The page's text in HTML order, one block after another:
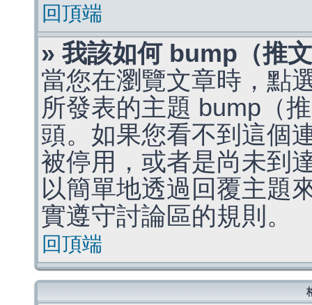
回頂端
» 我該如何 bump（推
當您在瀏覽文章時，點
所發表的主題 bump（
頭。如果您看不到這個
被停用，或者是尚未到
以簡單地透過回覆主題
實遵守討論區的規則。
回頂端